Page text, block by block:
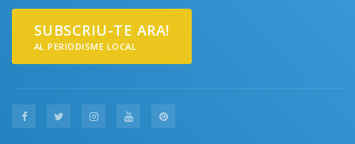
SUBSCRIU-TE ARA!
AL PERIODISME LOCAL